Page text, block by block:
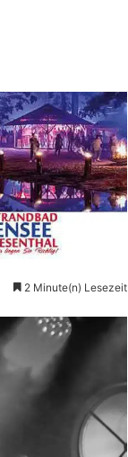
2 Minute(n) Lesezeit